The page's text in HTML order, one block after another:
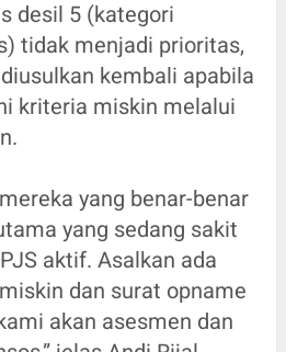
desil 5 (kategori
tidak menjadi prioritas,
kembali apabila
kriteria miskin melalui
yang benar-benar
yang sedang sakit
aktif. Asalkan ada
dan surat opname
akan asesmen dan